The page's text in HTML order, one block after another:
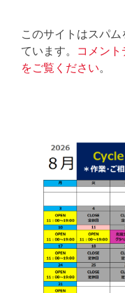
このサイトはスパム
ています。 コメン
をご覧ください。